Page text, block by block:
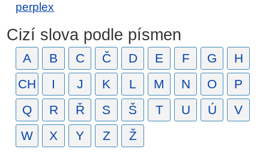
perplex
Cizí slova podle písmen
A B C Č D E F G
H
CH
I J K L M N O
P
Q
R Ř S Š T U Ú
V
W
X Y Z Ž